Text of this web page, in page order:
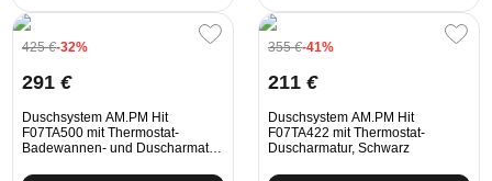
425€-32%
291 €
Duschsystem AM.PM Hit
F07TA500 mit Thermostat-
Badewannen- und Duscharmatur,
355€-41%
211 €
Duschsystem AM.PM Hit
F07TA422 mit Thermostat-
Duscharmatur, Schwarz